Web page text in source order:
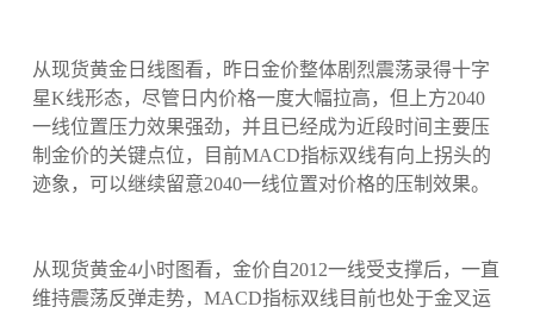
从现货黄金日线图看，昨日金价整体剧烈震荡录得十字
星K线形态，尽管日内价格一度大幅拉高，但上方2040
一线位置压力效果强劲，并且已经成为近段时间主要压
制金价的关键点位，目前MACD指标双线有向上拐头的
迹象，可以继续留意2040一线位置对价格的压制效果。
从现货黄金4小时图看，金价自2012一线受支撑后，一直
维持震荡反弹走势，MACD指标双线目前也处于金叉运